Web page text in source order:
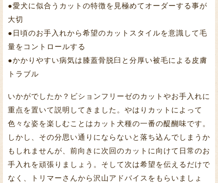
●愛犬に似合うカットの特徴を見極めてオーダーする事が
大切
●日頃のお手入れから希望のカットスタイルを意識して毛
量をコントロールする
●かかりやすい病気は膝蓋骨脱臼と分厚い被毛による皮膚
トラブル
いかがでしたか？ビションフリーゼのカットやお手入れに
重点を置いて説明してきました。やはりカットによって
色々な姿を楽しむことはカット犬種の一番の醍醐味です。
しかし、その分思い通りにならないと落ち込んでしまうか
もしれませんが、前向きに次回のカットに向けて日常のお
手入れを頑張りましょう。そして次は希望を伝えるだけで
なく、トリマーさんから沢山アドバイスをもらいましょ